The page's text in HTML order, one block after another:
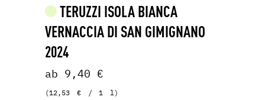
TERUZZI ISOLA BIANCA
VERNACCIA DI SAN GIMIGNANO
2024
ab 9,40 €
(12,53 € / 1 l)